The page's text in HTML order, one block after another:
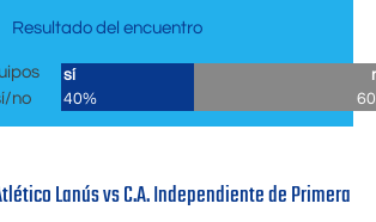
Resultado del encuentro
no
sí
40%
Lanús vs C.A. Independiente de Primera